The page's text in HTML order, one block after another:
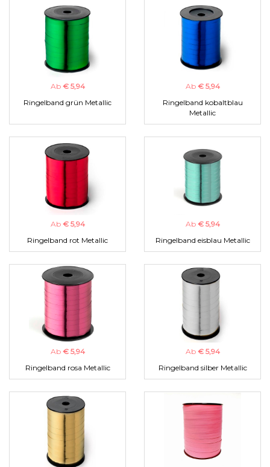
Ab € 5,94
Ringelband grün Metallic
Ab € 5,94
Ringelband kobaltblau
Metallic
Ab € 5,94
Ringelband rot Metallic
Ab € 5,94
Ringelband eisblau Metallic
Ab € 5,94
Ringelband rosa Metallic
Ab € 5,94
Ringelband silber Metallic